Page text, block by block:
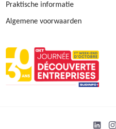
Praktische informatie
Algemene voorwaarden